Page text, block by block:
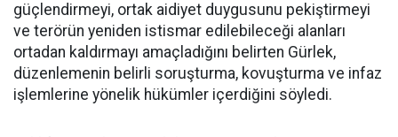
güçlendirmeyi, ortak aidiyet duygusunu pekiştirmeyi
ve terörün yeniden istismar edilebileceği alanları
ortadan kaldırmayı amaçladığını belirten Gürlek,
düzenlemenin belirli soruşturma, kovuşturma ve infaz
işlemlerine yönelik hükümler içerdiğini söyledi.